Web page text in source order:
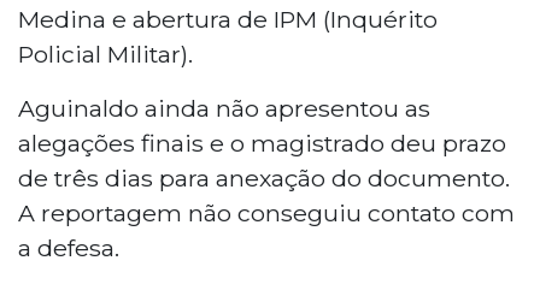
Medina e abertura de IPM (Inquérito
Policial Militar).
Aguinaldo ainda não apresentou as
alegações finais e o magistrado deu prazo
de três dias para anexação do documento.
A reportagem não conseguiu contato com
a defesa.